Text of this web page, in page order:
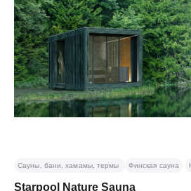
Starpool Nature Sauna
Сауны, бани, хамамы, термы Финская сауна